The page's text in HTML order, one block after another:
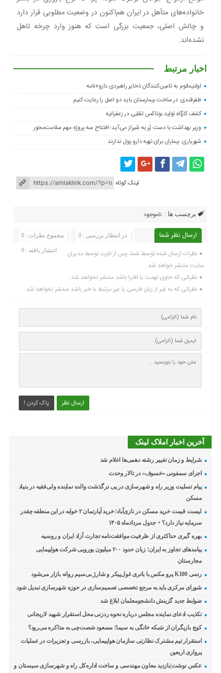
خانواده‌های متأهل در ایران هم‌اکنون در وضعیت مطلوبی قرار دارد
و چالش اصلی، جمعیت بزرگی است که هنوز وارد چرخه تاهل
نشده‌اند.
اخبار مرتبط
اولتیماتوم به تامین‌کنندگان ذخایر راهبردی دارو+نامه
ظفرقندی: در ساخت بیمارستان باید دو اصل را رعایت کنیم
کشف کارگاه تولید بوتاکس تقلبی در زعفرانیه
وزیر بهداشت با دست پُر به شیراز می‌آید؛ افتتاح سه پروژه مهم سلامت‌محور
شهریاری: بیماران برای تهیه دارو پول ندارند
لینک کوتاه
برچسب ها : ناموجود
ارسال نظر شما مجموع نظرات : 0 در انتظار بررسی : 0
انتشار یافته : 0
نظرات ارسال شده توسط شما، پس از تایید توسط مدیران
سایت منتشر خواهد شد.
نظراتی که حاوی تهمت یا افترا باشد منتشر نخواهد شد.
نظراتی که به غیر از زبان فارسی یا غیر مرتبط با خبر باشد منتشر نخواهد شد.
ارسال نظر پاک کردن !
آخرین اخبار املاک لینک
شرایط و زمان تغییر رشته دهمی‌ها اعلام شد
اجرای سمفونی «خسوف» در تالار وحدت
پیام تسلیت وزیر راه و شهرسازی در پی درگذشت والده نماینده ولی‌فقیه در بنیاد
مسکن
لیست قیمت خرید مسکن در نازی‌آباد/ خرید آپارتمان ۲ خوابه در این منطقه چقدر
سرمایه نیاز دارد؟ + جدول مردادماه ۱۴۰۵
بهره گیری حداکثری از ظرفیت موافقت‌نامه تجارت آزاد ایران و روسیه
پیامدهای تجاوز به ایران؛ زیان حدود ۲۰۰ میلیون یورویی شرکت هواپیمایی
مجارستان
ردمی K100 پرو مکس با باتری غول‌پیکر و شارژ بی‌سیم روانه بازار می‌شود
شورای مرکزی باید به مرجع تخصصی تصمیم‌سازی در حوزه شهرسازی تبدیل شود
ضوابط جدید گزینش دانشجومعلمان ابلاغ شد
تکذیب ادعای نماینده مجلس درباره نحوه ردزنی محل استقرار شهید لاریجانی
کوچ بازیگران از شبکه خانگی به سیما؛ مسعود شصت‌چی به مذاکره می‌رود؟
استقرار تیم مشترک نظارتی سازمان هواپیمایی، بازرسی و تعزیرات در عملیات
پروازی اربعین
عکس نوشت|بازدید معاون مهندسی و ساخت اداره‌کل راه و شهرسازی سیستان و